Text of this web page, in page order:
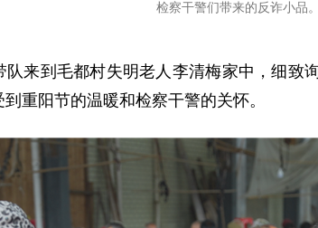
检察干警们带来的反诈小品。
队来到毛都村失明老人李清梅家中，细致
重阳节的温暖和检察干警的关怀。